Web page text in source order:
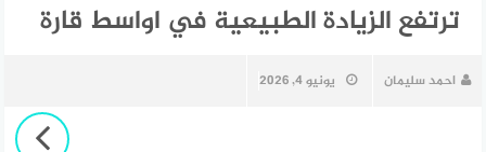
ترتفع الزيادة الطبيعية في اواسط قارة
احمد سليمان يونيو 4, 2026